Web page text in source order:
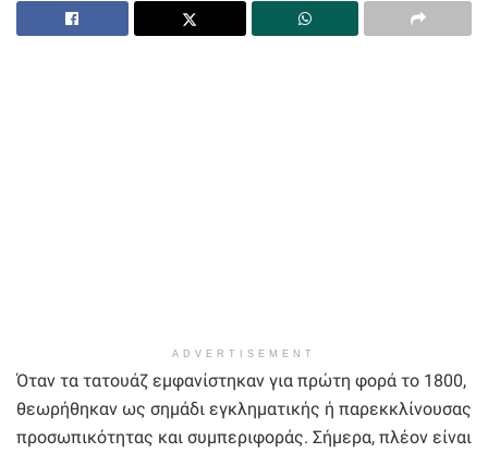
ADVERTISEMENT
Όταν τα τατουάζ εμφανίστηκαν για πρώτη φορά το 1800,
θεωρήθηκαν ως σημάδι εγκληματικής ή παρεκκλίνουσας
προσωπικότητας και συμπεριφοράς. Σήμερα, πλέον είναι